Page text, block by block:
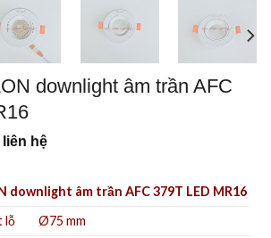
downlight âm trần AFC
hệ
downlight âm trần AFC 379T LED MR16
lỗ
Ø75 mm